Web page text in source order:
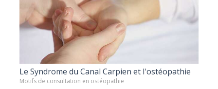
Le Syndrome du Canal Carpien et l'ostéopathie
Motifs de consultation en ostéopathie